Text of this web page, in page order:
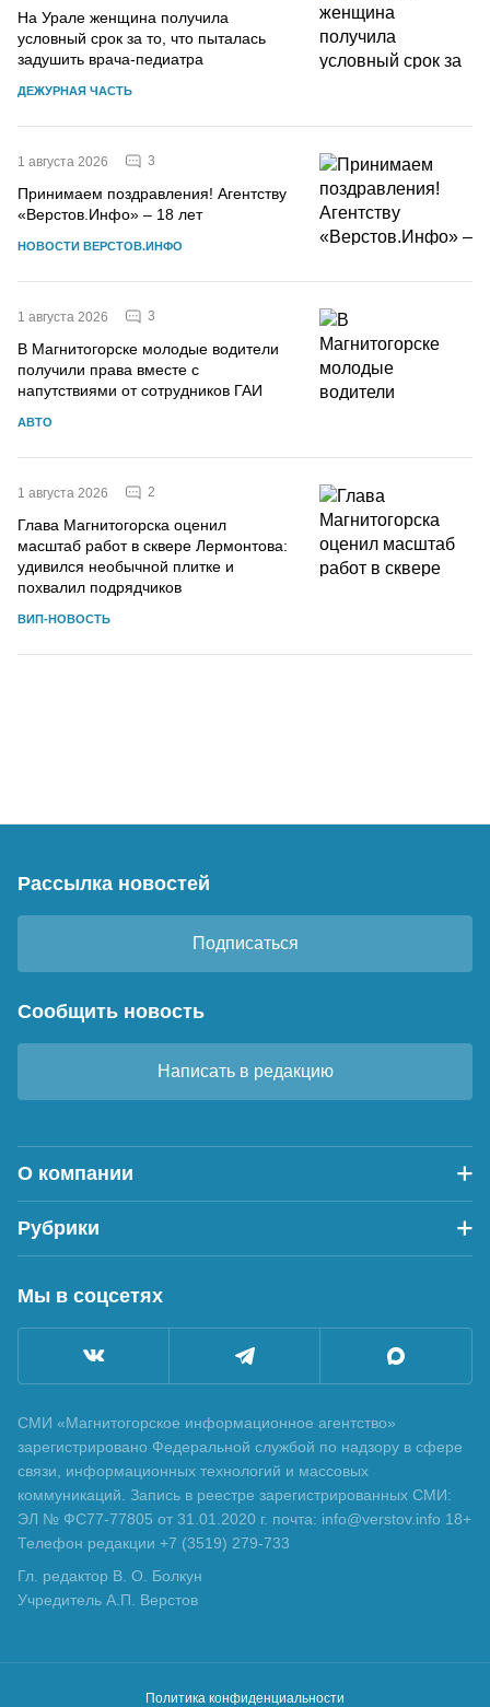
На Урале женщина получила
условный срок за то, что пыталась
задушить врача-педиатра
ДЕЖУРНАЯ ЧАСТЬ
1 августа 2026 3
Принимаем поздравления! Агентству
«Верстов.Инфо» – 18 лет
НОВОСТИ ВЕРСТОВ.ИНФО
1 августа 2026 3
В Магнитогорске молодые водители
получили права вместе с
напутствиями от сотрудников ГАИ
АВТО
1 августа 2026 2
Глава Магнитогорска оценил
масштаб работ в сквере Лермонтова:
удивился необычной плитке и
похвалил подрядчиков
ВИП-НОВОСТЬ
Рассылка новостей
Подписаться
Сообщить новость
Написать в редакцию
О компании
Рубрики
Мы в соцсетях
СМИ «Магнитогорское информационное агентство»
зарегистрировано Федеральной службой по надзору в сфере
связи, информационных технологий и массовых
коммуникаций. Запись в реестре зарегистрированных СМИ:
ЭЛ № ФС77-77805 от 31.01.2020 г. почта: info@verstov.info 18+
Телефон редакции +7 (3519) 279-733
Гл. редактор В. О. Болкун
Учредитель А.П. Верстов
Политика конфиденциальности